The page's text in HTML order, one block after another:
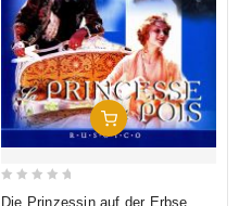
In Den Warenkorb
Die Prinzessin auf der Erbse